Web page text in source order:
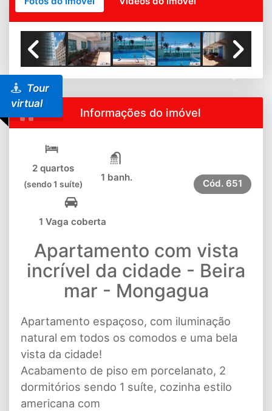
Previous Next
Tour
virtual
Informações do imóvel
2 quartos
(sendo 1 suíte)
1 banh.
1 Vaga coberta
Cód. 651
Apartamento com vista
incrível da cidade - Beira
mar - Mongagua
Apartamento espaçoso, com iluminação
natural em todos os comodos e uma bela
vista da cidade!
Acabamento de piso em porcelanato, 2
dormitórios sendo 1 suíte, cozinha estilo
americana com